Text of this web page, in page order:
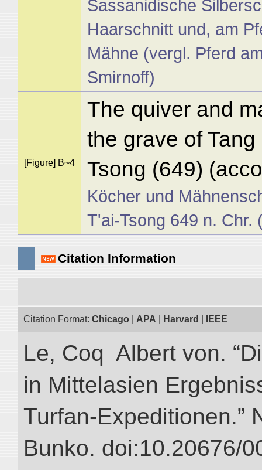
Sassanidische
Haarschnitt und, am
Mähne (vergl. Pferd
Smirnoff)
[Figure] B~4
The quiver and
the grave of
Tsong (649)
Köcher und
T'ai-Tsong 649 n. Chr.
Citation Information
Citation Format: Chicago APA Harvard IEEE
Le, Coq Albert von.
in Mittelasien
Turfan-Expeditionen.”
Bunko. doi:10.20676/